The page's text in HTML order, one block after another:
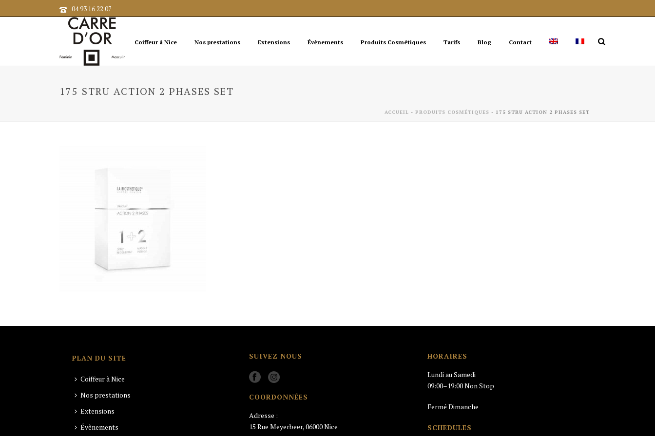
04 93 16 22 07
Coiffeur à Nice Nos prestations Extensions Évènements Produits Cosmétiques Tarifs Blog Contact
175 STRU ACTION 2 PHASES SET
ACCUEIL - PRODUITS COSMÉTIQUES - 175 STRU ACTION 2 PHASES SET
PLAN DU SITE
Coiffeur à Nice
Nos prestations
Extensions
Évènements
SUIVEZ NOUS
COORDONNÉES
Adresse :
15 Rue Meyerbeer, 06000 Nice
HORAIRES
Lundi au Samedi
09:00–19:00 Non Stop
Fermé Dimanche
SCHEDULES